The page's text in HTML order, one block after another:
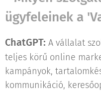
ügyfeleinek a
ChatGPT: A vállalat
teljes körű online
kampányok,
kommunikáció,